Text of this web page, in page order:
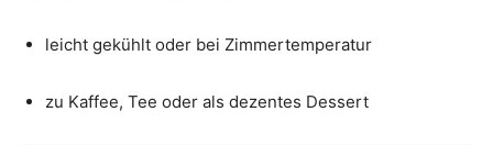
leicht gekühlt oder bei Zimmertemperatur
zu Kaffee, Tee oder als dezentes Dessert